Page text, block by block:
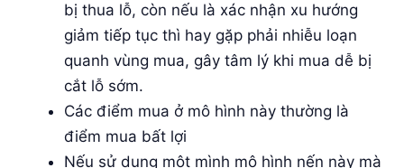
Nếu sử dụng một mình mô hình nến này mà
không có sự hỗ trợ từ các công cụ vẽ hay
chỉ báo sẽ không có giá trị cao trong giao
dịch.
Chính vì như vậy, mô hình này được các nhà phân
tích sử dụng đơn thuần cho việc nhìn và tiếp tục